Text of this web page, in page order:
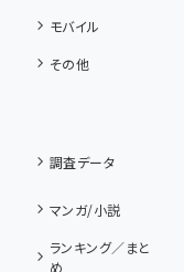
モバイル
その他
調査データ
マンガ/小説
ランキング／まと
め